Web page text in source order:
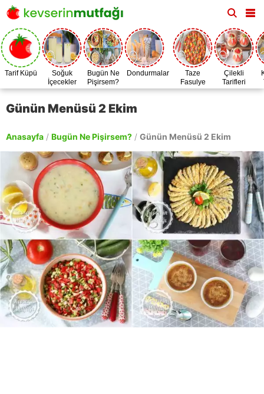
Tarif Küpü
Soğuk
İçecekler
Bugün Ne
Pişirsem?
Dondurmalar
Taze
Fasulye
Zamanı
Çilekli
Tarifleri
Günün Menüsü 2 Ekim
Anasayfa / Bugün Ne Pişirsem? / Günün Menüsü 2 Ekim